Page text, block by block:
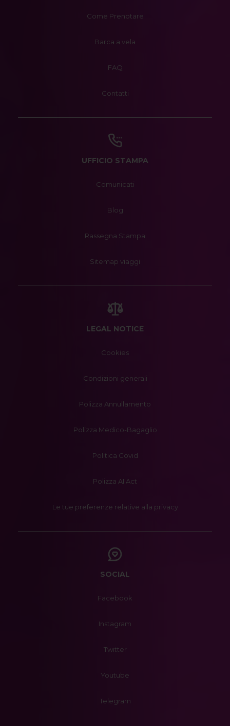
Come Prenotare
Barca a vela
FAQ
Contatti
UFFICIO STAMPA
Comunicati
Blog
Rassegna Stampa
Sitemap viaggi
LEGAL NOTICE
Cookies
Condizioni generali
Polizza Annullamento
Polizza Medico-Bagaglio
Politica Covid
Polizza AI Act
Le tue preferenze relative alla privacy
SOCIAL
Facebook
Instagram
Twitter
Youtube
Telegram